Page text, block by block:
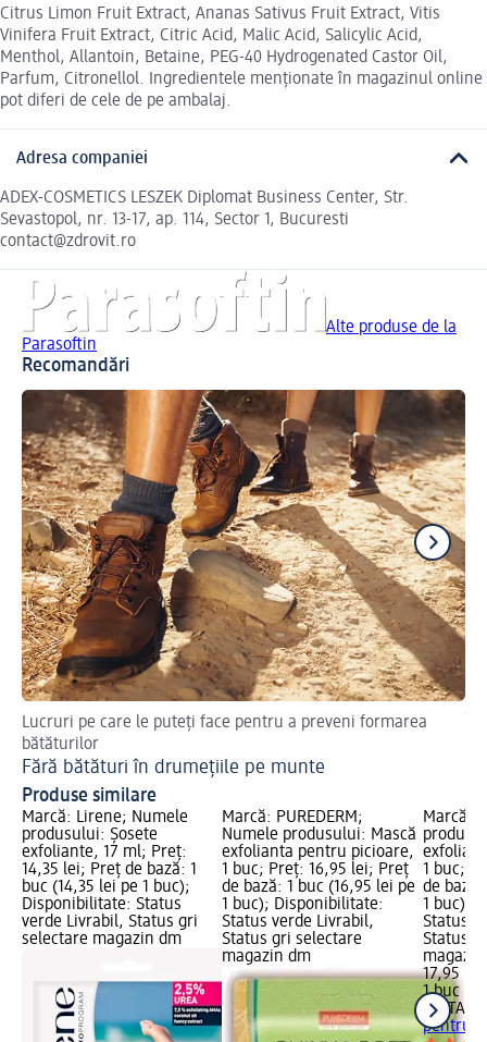
Citrus Limon Fruit Extract, Ananas Sativus Fruit Extract, Vitis
Vinifera Fruit Extract, Citric Acid, Malic Acid, Salicylic Acid,
Menthol, Allantoin, Betaine, PEG-40 Hydrogenated Castor Oil,
Parfum, Citronellol. Ingredientele menționate în magazinul online
pot diferi de cele de pe ambalaj.
Adresa companiei
ADEX-COSMETICS LESZEK Diplomat Business Center, Str.
Sevastopol, nr. 13-17, ap. 114, Sector 1, Bucuresti
contact@zdrovit.ro
Alte produse de la
Parasoftin
Recomandări
Lucruri pe care le puteți face pentru a preveni formarea
bătăturilor
Fără bătături în drumețiile pe munte
Produse similare
Marcă: Lirene; Numele
produsului: Șosete
exfoliante, 17 ml; Preț:
14,35 lei; Preț de bază: 1
buc (14,35 lei pe 1 buc);
Disponibilitate: Status
verde Livrabil, Status gri
selectare magazin dm
Marcă: PUREDERM;
Numele produsului: Mască
exfolianta pentru picioare,
1 buc; Preț: 16,95 lei; Preț
de bază: 1 buc (16,95 lei pe
1 buc); Disponibilitate:
Status verde Livrabil,
Status gri selectare
magazin dm
Marcă:
1 buc;
de bază:
1 buc);
Status
Status
17,95 lei
1 buc
pentru